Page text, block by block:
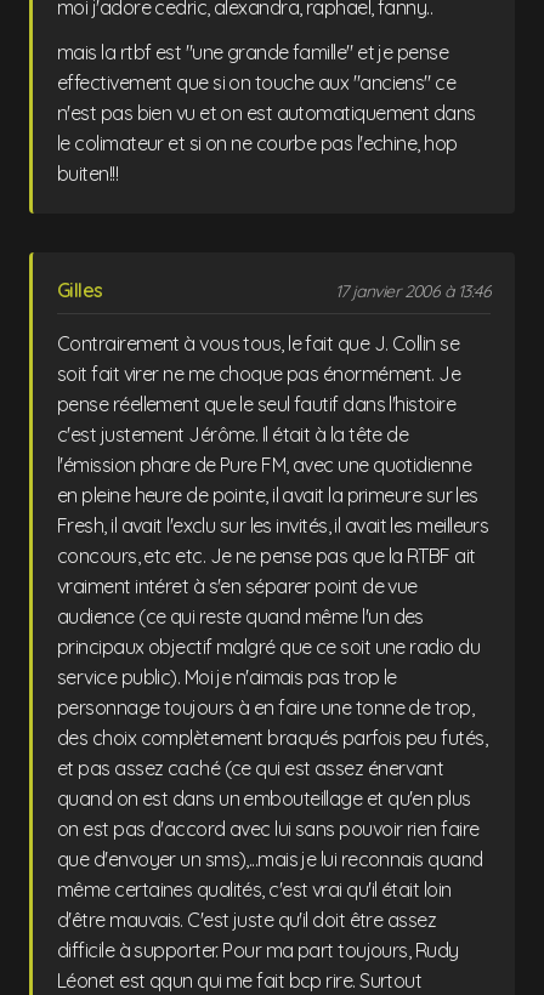
moi j'adore cedric, alexandra, raphael, fanny..
mais la rtbf est "une grande famille" et je pense
effectivement que si on touche aux "anciens" ce
n'est pas bien vu et on est automatiquement dans
le colimateur et si on ne courbe pas l'echine, hop
buiten!!!
Gilles 17 janvier 2006 à 13:46
Contrairement à vous tous, le fait que J. Collin se
soit fait virer ne me choque pas énormément. Je
pense réellement que le seul fautif dans l'histoire
c'est justement Jérôme. Il était à la tête de
l'émission phare de Pure FM, avec une quotidienne
en pleine heure de pointe, il avait la primeure sur les
Fresh, il avait l'exclu sur les invités, il avait les meilleurs
concours, etc etc. Je ne pense pas que la RTBF ait
vraiment intéret à s'en séparer point de vue
audience (ce qui reste quand même l'un des
principaux objectif malgré que ce soit une radio du
service public). Moi je n'aimais pas trop le
personnage toujours à en faire une tonne de trop,
des choix complètement braqués parfois peu futés,
et pas assez caché (ce qui est assez énervant
quand on est dans un embouteillage et qu'en plus
on est pas d'accord avec lui sans pouvoir rien faire
que d'envoyer un sms),...mais je lui reconnais quand
même certaines qualités, c'est vrai qu'il était loin
d'être mauvais. C'est juste qu'il doit être assez
difficile à supporter. Pour ma part toujours, Rudy
Léonet est qqun qui me fait bcp rire. Surtout